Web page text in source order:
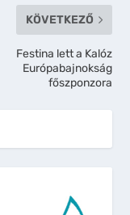
KÖVETKEZŐ
Festina lett a Kalóz
Európabajnokság
főszponzora